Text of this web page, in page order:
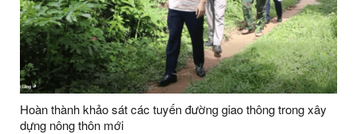
Hoàn thành khảo sát các tuyến đường giao thông trong xây
dựng nông thôn mới